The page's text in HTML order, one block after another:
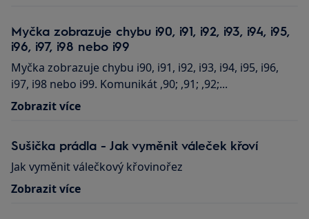
Myčka zobrazuje chybu i90, i91, i92, i93, i94, i95,
i96, i97, i98 nebo i99
Myčka zobrazuje chybu i90, i91, i92, i93, i94, i95, i96,
i97, i98 nebo i99. Komunikát ,90; ,91; ,92;...
Zobrazit více
Sušička prádla - Jak vyměnit váleček křoví
Jak vyměnit válečkový křovinořez
Zobrazit více